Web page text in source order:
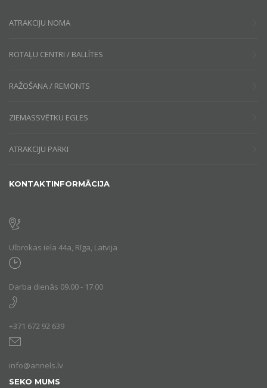
ATRAKCIJU NOMA
ROTAĻU CENTRI / BALLĪTES
RAŽOŠANA / REMONTS
ZIEMASSVĒTKU EGLES
ATRAKCIJU PARKI
KONTAKTINFORMĀCIJA
Ulbrokas iela 44a, Rīga, Latvija
Darba dienās 09.00 - 17.00
+371 672 92 639
info@annels.lv
SEKO MUMS